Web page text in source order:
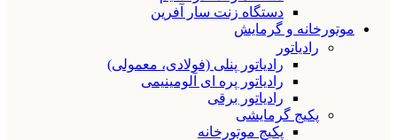
دستگاه زنت سار آفرین
موتورخانه و گرمایش
رادیاتور
رادیاتور پنلی (فولادی، معمولی)
رادیاتور پره ای آلومینیمی
رادیاتور برقی
پکیج گرمایشی
پکیج موتورخانه